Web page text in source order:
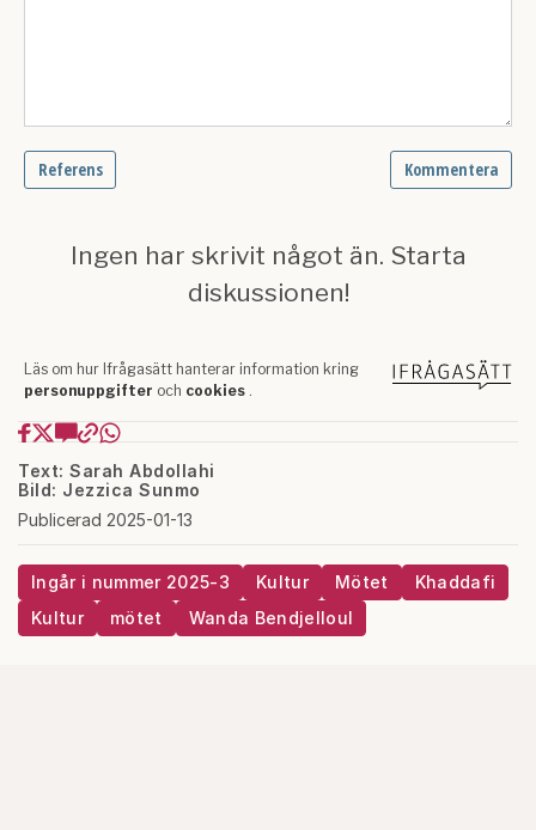
Text: Sarah Abdollahi
Bild: Jezzica Sunmo
Publicerad 2025-01-13
Ingår i nummer 2025-3 Kultur Mötet
Khaddafi
Kultur
mötet Wanda Bendjelloul